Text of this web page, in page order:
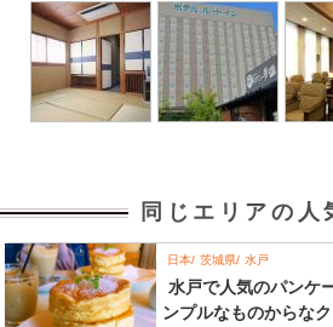
同じエリアの人
日本 茨城県 水戸
水戸で人気のパンケ
ンプルなものからな